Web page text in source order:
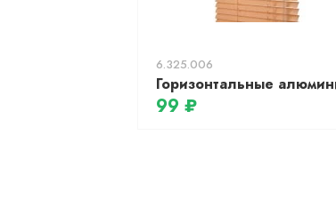
6.325.006
99 ₽